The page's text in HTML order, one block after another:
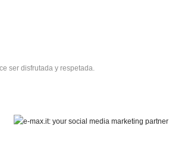
ser disfrutada y respetada.